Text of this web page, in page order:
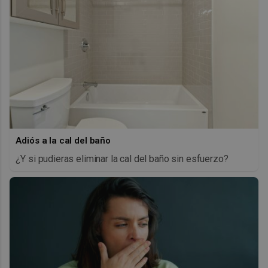
Adiós a la cal del baño
¿Y si pudieras eliminar la cal del baño sin esfuerzo?